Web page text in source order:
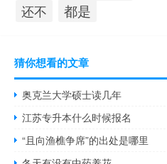
还不 都是
猜你想看的文章
奥克兰大学硕士读几年
江苏专升本什么时候报名
“且向渔樵争席”的出处是哪里